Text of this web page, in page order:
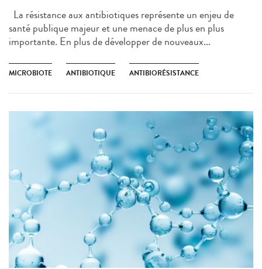
La résistance aux antibiotiques représente un enjeu de
santé publique majeur et une menace de plus en plus
importante. En plus de développer de nouveaux...
MICROBIOTE ANTIBIOTIQUE ANTIBIORÉSISTANCE